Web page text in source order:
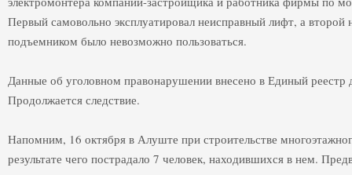
Первый самовольно эксплуатировал неисправный лифт, а
подъемником было невозможно пользоваться.
Данные об уголовном правонарушении внесено в Единый реестр
Продолжается следствие.
Напомним, 16 октября в Алуште при строительстве
результате чего пострадало 7 человек, находившихся в нем.